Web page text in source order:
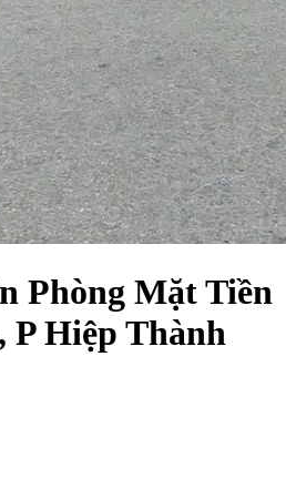
Phòng Mặt Tiền
Hiệp Thành